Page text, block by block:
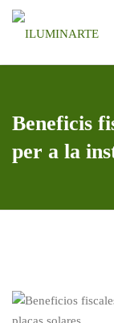
Beneficis
per a la